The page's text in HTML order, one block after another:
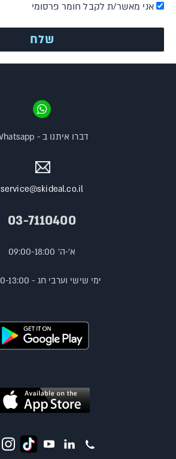
אני מאשר/ת לקבל חומר פרסומי
service@skideal.co.il
03-7110400
א'-ה' 09:00-18:00
ימי שישי וערבי חג - 09:00-13:00
דברו איתנו ב - Whatsapp